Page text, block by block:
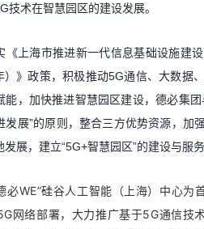
技术在智慧园区的建设发展。
《上海市推进新一代信息基础设施建
）》政策，积极推动5G通信、大数据
能，加快推进智慧园区建设，德必集
发展”的原则，整合三方优势资源，加
展，建立“5G+智慧园区”的建设与服务
必WE”硅谷人工智能（上海）中心为
网络部署，大力推广基于5G通信技